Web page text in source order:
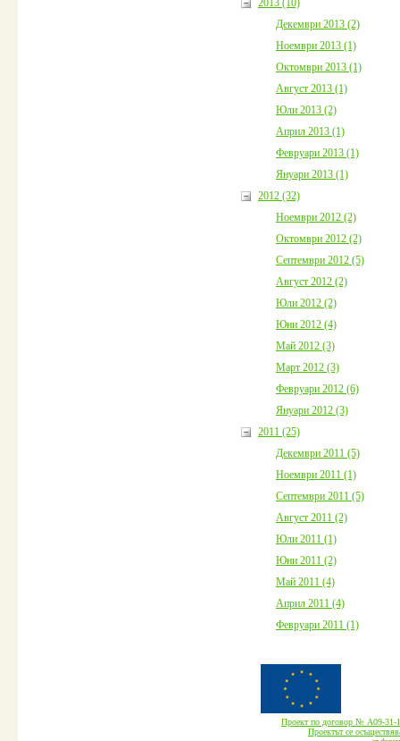
Декември 2013 (2)
Ноември 2013 (1)
Октомври 2013 (1)
Август 2013 (1)
Юли 2013 (2)
Април 2013 (1)
Февруари 2013 (1)
Януари 2013 (1)
2012 (32)
Ноември 2012 (2)
Октомври 2012 (2)
Септември 2012 (5)
Август 2012 (2)
Юли 2012 (2)
Юни 2012 (4)
Май 2012 (3)
Март 2012 (3)
Февруари 2012 (6)
Януари 2012 (3)
2011 (25)
Декември 2011 (5)
Ноември 2011 (1)
Септември 2011 (5)
Август 2011 (2)
Юли 2011 (1)
Юни 2011 (2)
Май 2011 (4)
Април 2011 (4)
Февруари 2011 (1)
Проект по договор № А09-
Проектът се